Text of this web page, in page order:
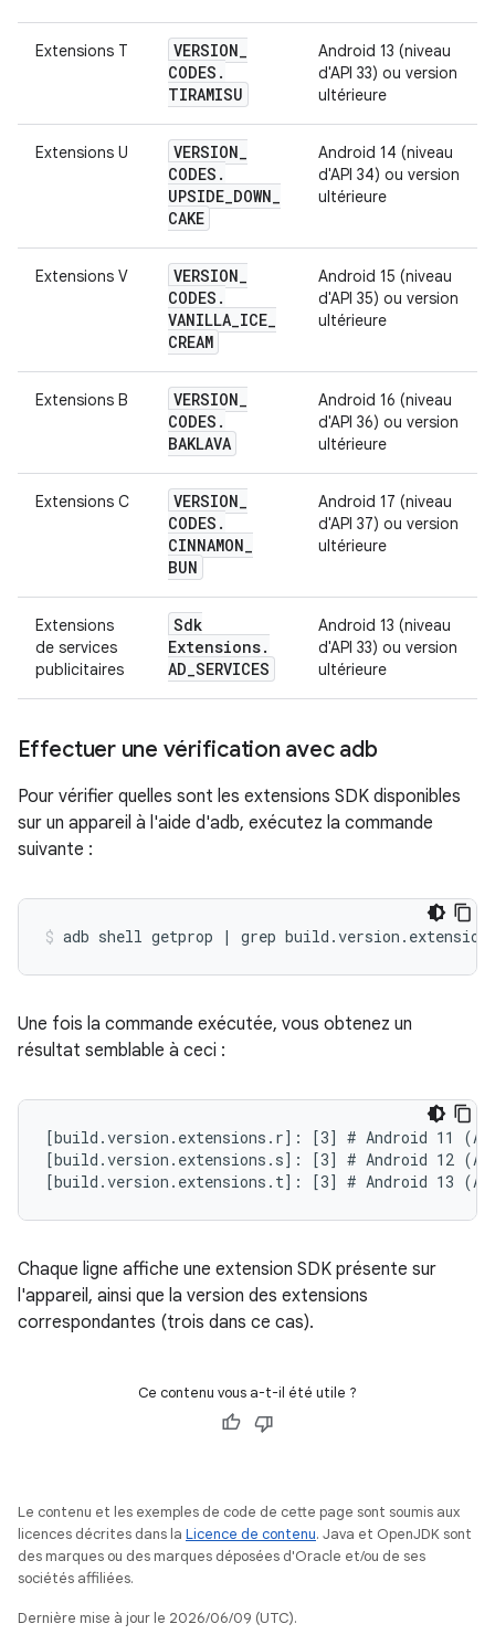
Extensions T VERSION_
CODES .
TIRAMISU
Android 13 (niveau
d'API 33) ou version
ultérieure
Extensions U VERSION_
CODES .
UPSIDE_DOWN_
CAKE
Android 14 (niveau
d'API 34) ou version
ultérieure
Extensions V VERSION_
CODES .
VANILLA_ICE_
CREAM
Android 15 (niveau
d'API 35) ou version
ultérieure
Extensions B VERSION_
CODES .
BAKLAVA
Android 16 (niveau
d'API 36) ou version
ultérieure
Extensions C VERSION_
CODES .
CINNAMON_
BUN
Android 17 (niveau
d'API 37) ou version
ultérieure
Extensions
de services
publicitaires
Sdk
Extensions.
AD_SERVICES
Android 13 (niveau
d'API 33) ou version
ultérieure
Effectuer une vérification avec adb
Pour vérifier quelles sont les extensions SDK disponibles
sur un appareil à l'aide d'adb, exécutez la commande
suivante :
Une fois la commande exécutée, vous obtenez un
résultat semblable à ceci :
[build.version.extensions.r]: [3] # Android 11
[build.version.extensions.s]: [3] # Android 12
Chaque ligne affiche une extension SDK présente sur
l'appareil, ainsi que la version des extensions
correspondantes (trois dans ce cas).
Ce contenu vous a-t-il été utile ?
Le contenu et les exemples de code de cette page sont soumis aux
licences décrites dans la Licence de contenu. Java et OpenJDK sont
des marques ou des marques déposées d'Oracle et/ou de ses
sociétés affiliées.
Dernière mise à jour le 2026/06/09 (UTC).